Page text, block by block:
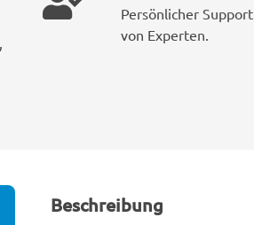
Persönlicher Support
von Experten.
Beschreibung